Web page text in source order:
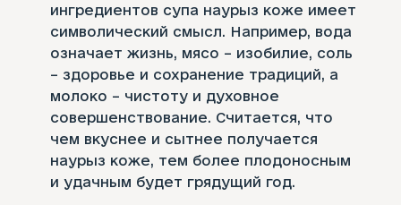
ингредиентов супа наурыз коже имеет
символический смысл. Например, вода
означает жизнь, мясо – изобилие, соль
– здоровье и сохранение традиций, а
молоко – чистоту и духовное
совершенствование. Считается, что
чем вкуснее и сытнее получается
наурыз коже, тем более плодоносным
и удачным будет грядущий год.